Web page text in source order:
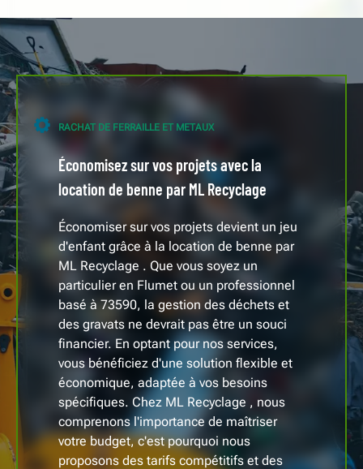
RACHAT DE FERRAILLE ET METAUX
Économisez sur vos projets avec la
location de benne par ML Recyclage
Économiser sur vos projets devient un jeu
d'enfant grâce à la location de benne par
ML Recyclage . Que vous soyez un
particulier en Flumet ou un professionnel
basé à 73590, la gestion des déchets et
des gravats ne devrait pas être un souci
financier. En optant pour nos services,
vous bénéficiez d'une solution flexible et
économique, adaptée à vos besoins
spécifiques. Chez ML Recyclage , nous
comprenons l'importance de maîtriser
votre budget, c'est pourquoi nous
proposons des tarifs compétitifs et des